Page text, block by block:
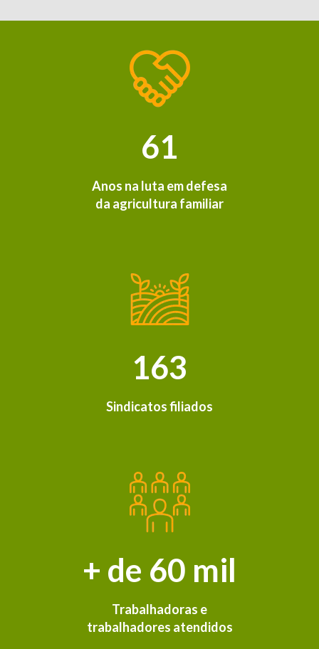
61
Anos na luta em defesa
da agricultura familiar
163
Sindicatos filiados
+ de 60 mil
Trabalhadoras e
trabalhadores atendidos